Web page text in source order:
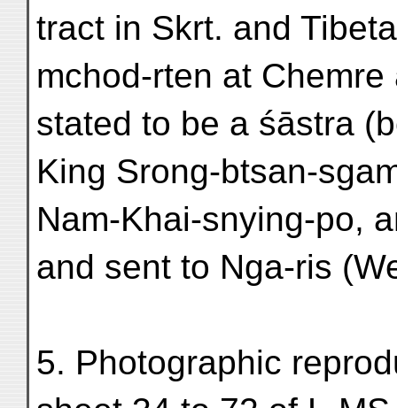
tract in Skrt. and
mchod-rten at
stated to be a śāstra
King Srong-btsan-
Nam-Khai-snying-po,
and sent to Nga-ris
5. Photographic